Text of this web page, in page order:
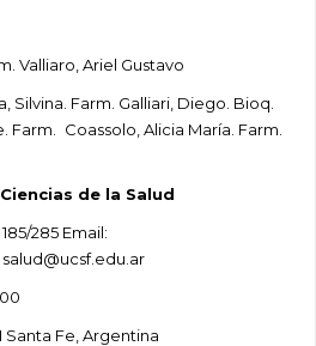
Valliaro, Ariel Gustavo
Silvina. Farm. Galliari, Diego. Bioq.
Farm.
Coassolo, Alicia María. Farm.
de la Salud
285 Email:
salud@ucsf.edu.ar
Santa Fe, Argentina